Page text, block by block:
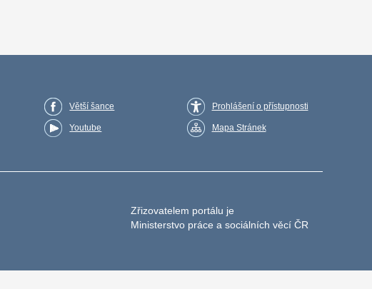
Větší šance
Youtube
Prohlášení o přístupnosti
Mapa Stránek
Zřizovatelem portálu je
Ministerstvo práce a sociálních věcí ČR